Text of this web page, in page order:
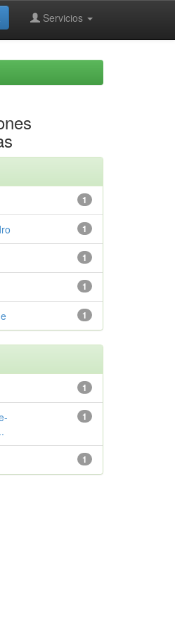
Servicios
1
1
1
1
1
1
1
1